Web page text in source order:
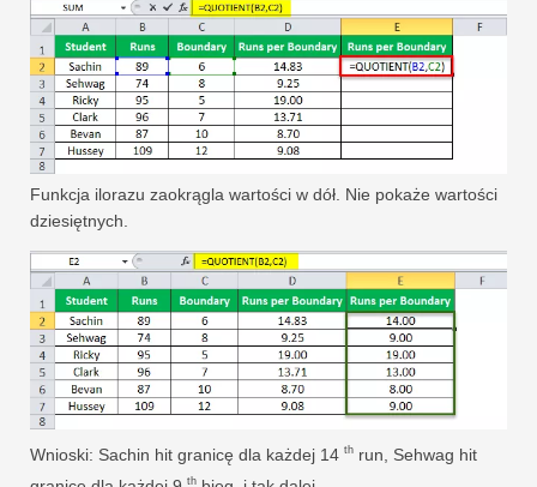
Funkcja ilorazu zaokrągla wartości w dół. Nie pokaże wartości
dziesiętnych.
Wnioski: Sachin hit granicę dla każdej 14 th run, Sehwag hit
th